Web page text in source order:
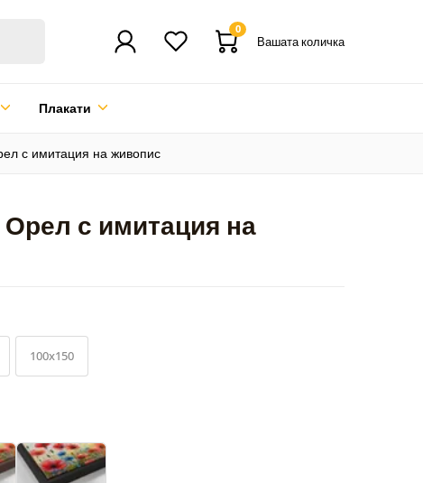
0
Вашата количка
Плакати
с имитация на живопис
Орел с имитация на
100x150